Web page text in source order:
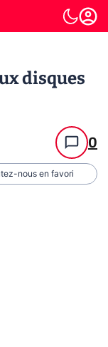
disques
0
nous en favori